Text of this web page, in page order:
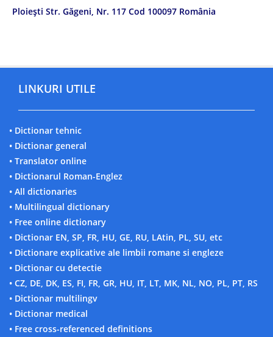
Ploiești Str. Găgeni, Nr. 117 Cod 100097 România
LINKURI UTILE
• Dictionar tehnic
• Dictionar general
• Translator online
• Dictionarul Roman-Englez
• All dictionaries
• Multilingual dictionary
• Free online dictionary
• Dictionar EN, SP, FR, HU, GE, RU, LAtin, PL, SU, etc
• Dictionare explicative ale limbii romane si engleze
• Dictionar cu detectie
• CZ, DE, DK, ES, FI, FR, GR, HU, IT, LT, MK, NL, NO, PL, PT, RS
• Dictionar multilingv
• Dictionar medical
• Free cross-referenced definitions